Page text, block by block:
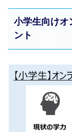
小学生向けオ
ント